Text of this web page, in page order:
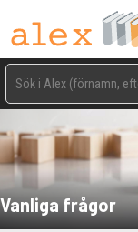
Vanliga frågor